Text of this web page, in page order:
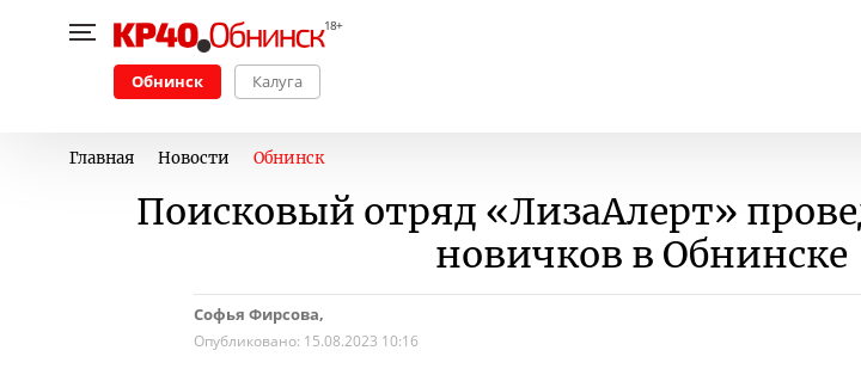
Обнинск Калуга
Главная Новости Обнинск
Поисковый отряд «ЛизаАлерт»
новичков в Обнинске
Софья Фирсова,
Опубликовано: 15.08.2023 10:16